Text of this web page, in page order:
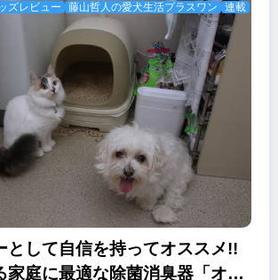
ズレビュー 藤山哲人の愛犬生活プラスワン 連載
として自信を持ってオススメ!!
家庭に最適な除菌消臭器「オゾ